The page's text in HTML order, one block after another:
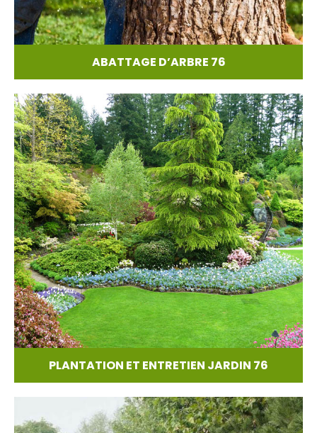
ABATTAGE D’ARBRE 76
PLANTATION ET ENTRETIEN JARDIN 76